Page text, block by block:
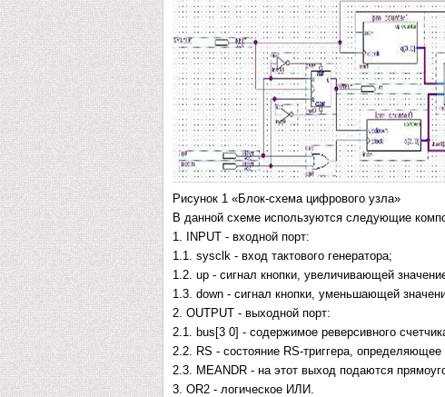
Рисунок 1 «Блок-схема цифрового узла»
В данной схеме используются следующие
1. INPUT - входной порт:
1.1. sysclk - вход тактового генератора;
1.2. up - сигнал кнопки, увеличивающей
1.3. down - сигнал кнопки, уменьшающей
2. OUTPUT - выходной порт:
2.1. bus[3 0] - содержимое реверсивного
2.2. RS - состояние RS-триггера,
2.3. MEANDR - на этот выход подаются
3. OR2 - логическое ИЛИ.